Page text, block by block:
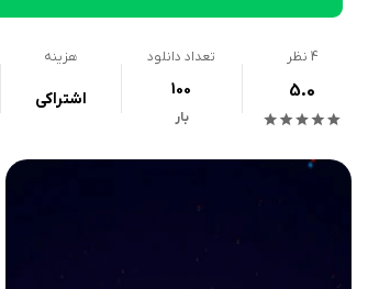
4 نظر
5.0
تعداد دانلود
100
بار
هزینه
اشتراکی